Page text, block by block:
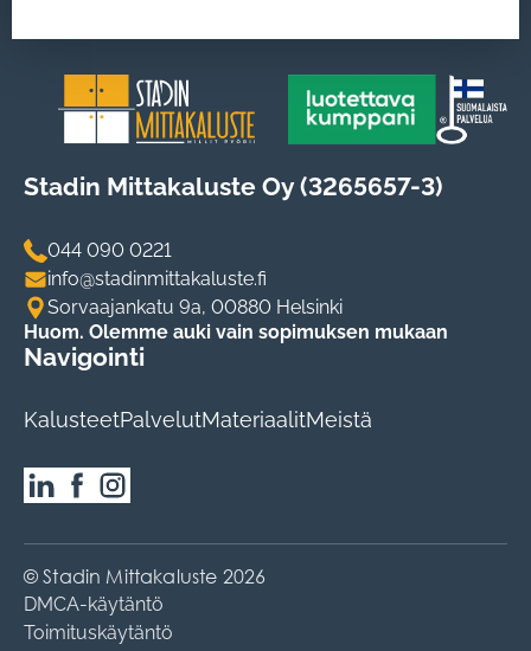
Navigointi
KalusteetPalvelutMateriaalitMeistä
Stadin Mittakaluste Oy (3265657-3)
044 090 0221
info@stadinmittakaluste.fi
Sorvaajankatu 9a, 00880 Helsinki
Huom. Olemme auki vain sopimuksen mukaan
© Stadin Mittakaluste 2026
DMCA-käytäntö
Toimituskäytäntö